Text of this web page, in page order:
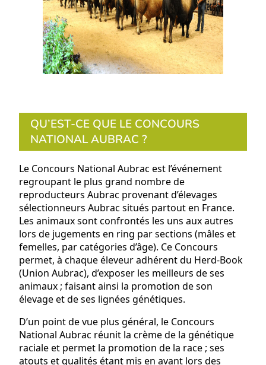
QU’EST-CE QUE LE CONCOURS
NATIONAL AUBRAC ?
Le Concours National Aubrac est l’événement
regroupant le plus grand nombre de
reproducteurs Aubrac provenant d’élevages
sélectionneurs Aubrac situés partout en France.
Les animaux sont confrontés les uns aux autres
lors de jugements en ring par sections (mâles et
femelles, par catégories d’âge). Ce Concours
permet, à chaque éleveur adhérent du Herd-Book
(Union Aubrac), d’exposer les meilleurs de ses
animaux ; faisant ainsi la promotion de son
élevage et de ses lignées génétiques.
D’un point de vue plus général, le Concours
National Aubrac réunit la crème de la génétique
raciale et permet la promotion de la race ; ses
atouts et qualités étant mis en avant lors des